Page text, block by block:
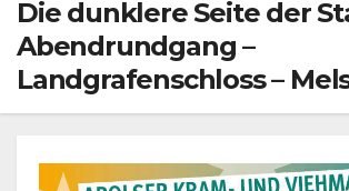
Die dunklere Seite der
Abendrundgang –
Landgrafenschloss –